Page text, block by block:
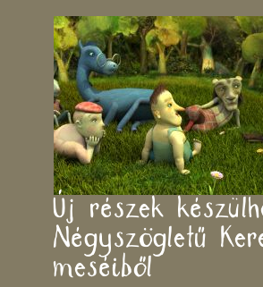
Új részek
Négyszögletű
meséiből